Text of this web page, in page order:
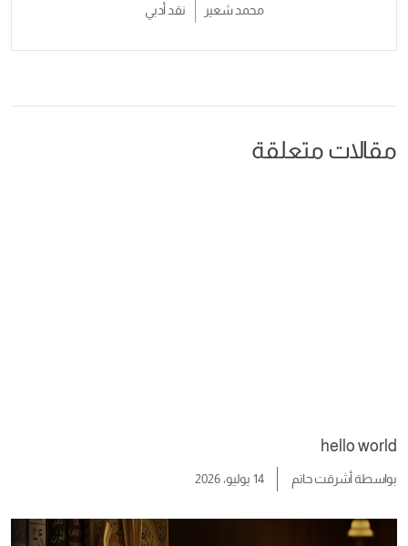
محمد شعير نقد أدبي
مقالات متعلقة
hello world
بواسطةأشرقت حاتم 14 يوليو، 2026